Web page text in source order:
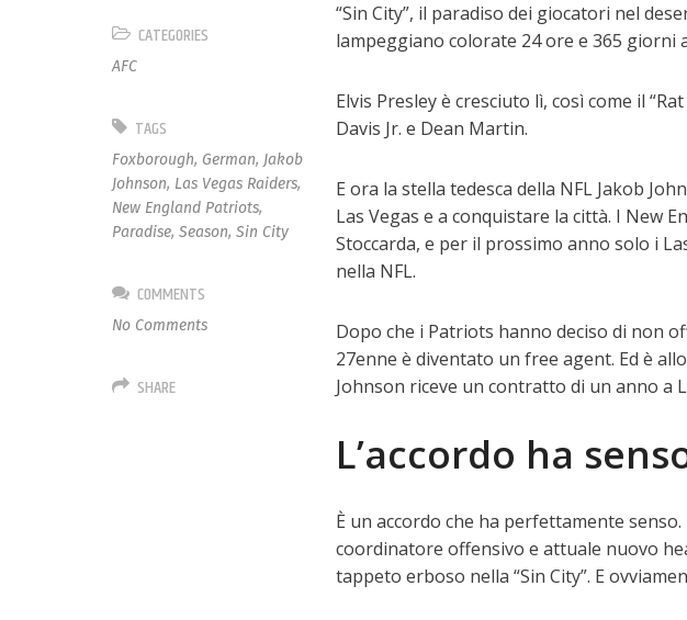
“Sin City”, il paradiso dei giocatori nel
lampeggiano colorate 24 ore e 365 giorni
Elvis Presley è cresciuto lì, così come il
Davis Jr. e Dean Martin.
E ora la stella tedesca della NFL Jakob
Las Vegas e a conquistare la città. I New
Stoccarda, e per il prossimo anno solo i
nella NFL.
Dopo che i Patriots hanno deciso di non
27enne è diventato un free agent. Ed è
Johnson riceve un contratto di un anno a
L’accordo ha
È un accordo che ha perfettamente
coordinatore offensivo e attuale nuovo
tappeto erboso nella “Sin City”. E
CATEGORIES
AFC
TAGS
Foxborough, German, Jakob
Johnson, Las Vegas Raiders,
New England Patriots,
Paradise,Season,Sin City
COMMENTS
No Comments
SHARE